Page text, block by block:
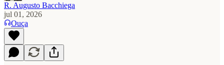
R. Augusto Bacchiega
jul 01, 2026
Ouça